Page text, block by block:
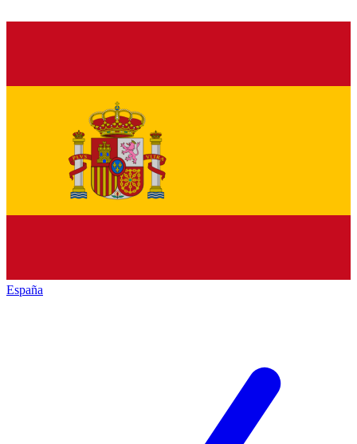
España